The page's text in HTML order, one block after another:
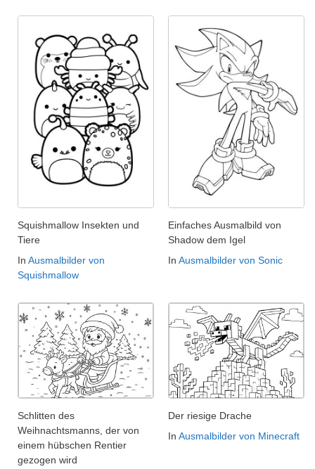
Squishmallow Insekten und
Tiere
In Ausmalbilder von
Squishmallow
Einfaches Ausmalbild von
Shadow dem Igel
In Ausmalbilder von Sonic
Schlitten des
Weihnachtsmanns, der von
einem hübschen Rentier
gezogen wird
Der riesige Drache
In Ausmalbilder von Minecraft